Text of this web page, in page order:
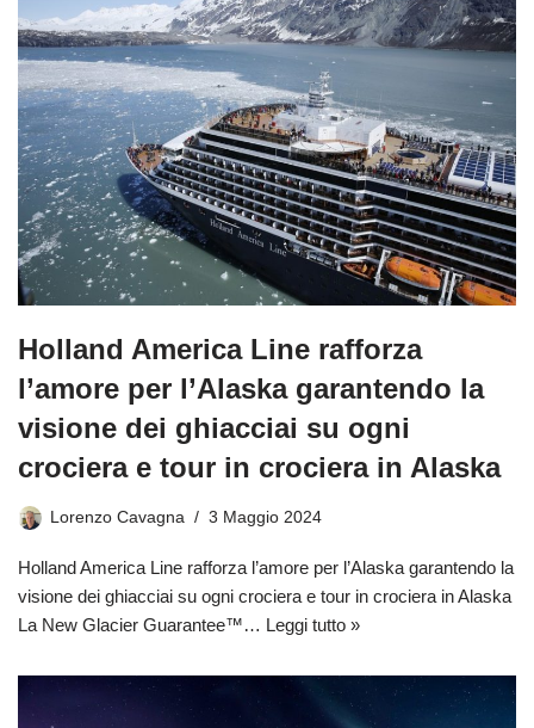
Holland America Line rafforza
l’amore per l’Alaska garantendo la
visione dei ghiacciai su ogni
crociera e tour in crociera in Alaska
Lorenzo Cavagna 3 Maggio 2024
Holland America Line rafforza l’amore per l’Alaska garantendo la
visione dei ghiacciai su ogni crociera e tour in crociera in Alaska
La New Glacier Guarantee™… Leggi tutto »